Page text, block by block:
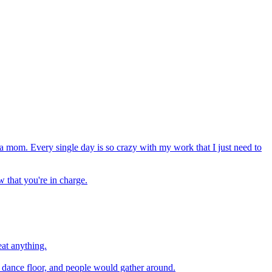
Every single day is so crazy with my work that I just need to
that you're in charge.
anything.
floor, and people would gather around.